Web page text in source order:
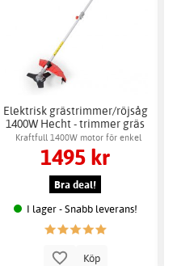
Elektrisk grästrimmer/röjsåg
1400W Hecht - trimmer gräs
effektiv
Kraftfull 1400W motor för enkel
trädgårdsskötsel
1495 kr
Bra deal!
I lager - Snabb leverans!
Köp